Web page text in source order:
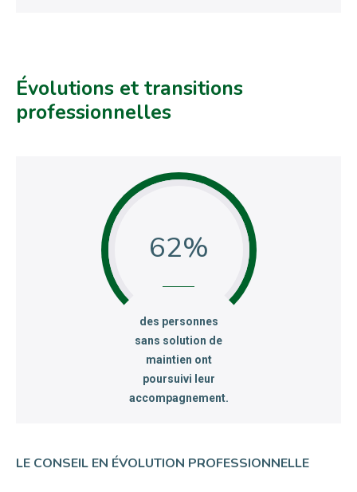
Évolutions et transitions
professionnelles
62
:des personnes
sans solution de
maintien ont
poursuivi leur
accompagnement.
LE CONSEIL EN ÉVOLUTION PROFESSIONNELLE